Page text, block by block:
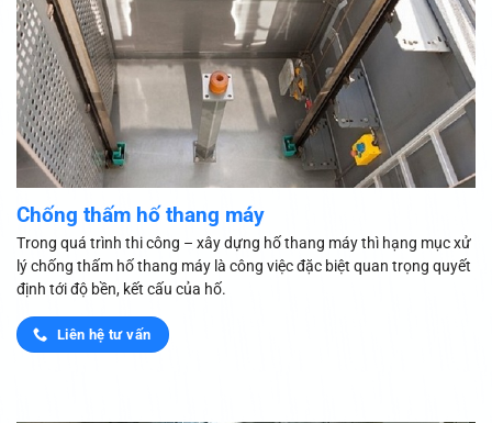
Chống thấm hố thang máy
Trong quá trình thi công – xây dựng hố thang máy thì hạng mục xử
lý chống thấm hố thang máy là công việc đặc biệt quan trọng quyết
định tới độ bền, kết cấu của hố.
Liên hệ tư vấn